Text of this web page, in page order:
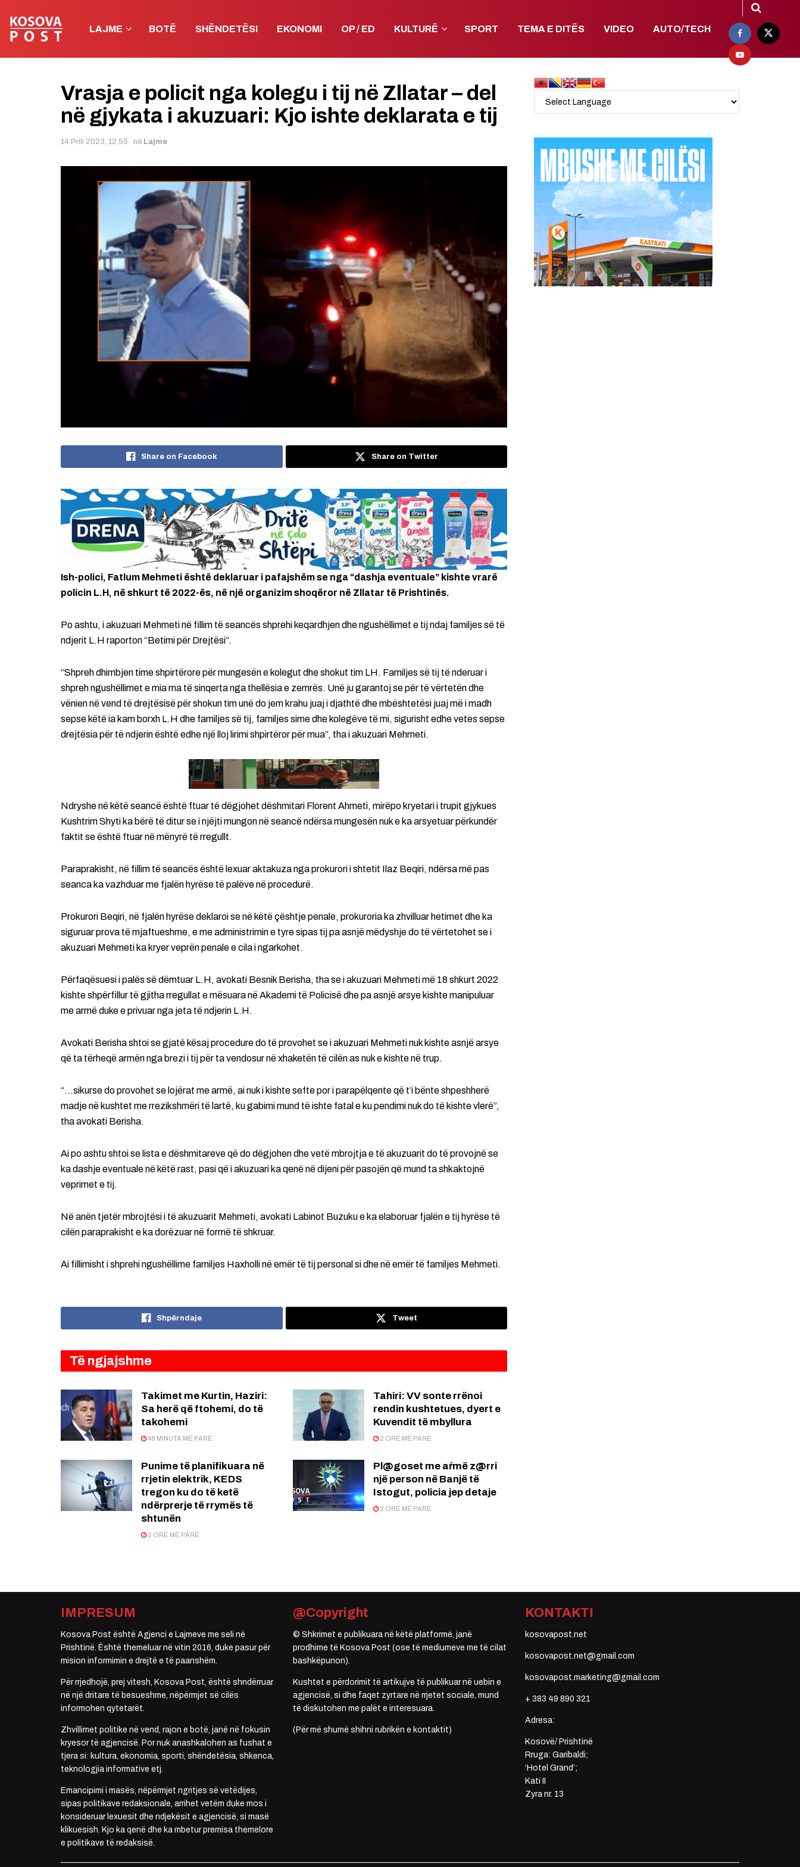
LAJME BOTË SHËNDETËSI EKONOMI OP / ED KULTURË SPORT TEMA E DITËS VIDEO AUTO/TECH
Vrasja e policit nga kolegu i tij në Zllatar – del
në gjykata i akuzuari: Kjo ishte deklarata e tij
14 Prill 2023, 12:55 në Lajme
Share on Facebook Share on Twitter
Ish-polici, Fatlum Mehmeti është deklaruar i pafajshëm se nga “dashja eventuale” kishte vrarë
policin L.H, në shkurt të 2022-ës, në një organizim shoqëror në Zllatar të Prishtinës.
Po ashtu, i akuzuari Mehmeti në fillim të seancës shprehi keqardhjen dhe ngushëllimet e tij ndaj familjes së të
ndjerit L.H raporton “Betimi për Drejtësi”.
“Shpreh dhimbjen time shpirtërore për mungesën e kolegut dhe shokut tim LH. Familjes së tij të nderuar i
shpreh ngushëllimet e mia ma të sinqerta nga thellësia e zemrës. Unë ju garantoj se për të vërtetën dhe
vënien në vend të drejtësisë për shokun tim unë do jem krahu juaj i djathtë dhe mbështetësi juaj më i madh
sepse këtë ia kam borxh L.H dhe familjes së tij, familjes sime dhe kolegëve të mi, sigurisht edhe vetes sepse
drejtësia për të ndjerin është edhe një lloj lirimi shpirtëror për mua”, tha i akuzuari Mehmeti.
Ndryshe në këtë seancë është ftuar të dëgjohet dëshmitari Florent Ahmeti, mirëpo kryetari i trupit gjykues
Kushtrim Shyti ka bërë të ditur se i njëjti mungon në seancë ndërsa mungesën nuk e ka arsyetuar përkundër
faktit se është ftuar në mënyrë të rregullt.
Paraprakisht, në fillim të seancës është lexuar aktakuza nga prokurori i shtetit Ilaz Beqiri, ndërsa më pas
seanca ka vazhduar me fjalën hyrëse të palëve në procedurë.
Prokurori Beqiri, në fjalën hyrëse deklaroi se në këtë çështje penale, prokuroria ka zhvilluar hetimet dhe ka
siguruar prova të mjaftueshme, e me administrimin e tyre sipas tij pa asnjë mëdyshje do të vërtetohet se i
akuzuari Mehmeti ka kryer veprën penale e cila i ngarkohet.
Përfaqësuesi i palës së dëmtuar L.H, avokati Besnik Berisha, tha se i akuzuari Mehmeti më 18 shkurt 2022
kishte shpërfillur të gjitha rregullat e mësuara në Akademi të Policisë dhe pa asnjë arsye kishte manipuluar
me armë duke e privuar nga jeta të ndjerin L.H.
Avokati Berisha shtoi se gjatë kësaj procedure do të provohet se i akuzuari Mehmeti nuk kishte asnjë arsye
që ta tërheqë armën nga brezi i tij për ta vendosur në xhaketën të cilën as nuk e kishte në trup.
“…sikurse do provohet se lojërat me armë, ai nuk i kishte sefte por i parapëlqente që t’i bënte shpeshherë
madje në kushtet me rrezikshmëri të lartë, ku gabimi mund të ishte fatal e ku pendimi nuk do të kishte vlerë”,
tha avokati Berisha.
Ai po ashtu shtoi se lista e dëshmitareve që do dëgjohen dhe vetë mbrojtja e të akuzuarit do të provojnë se
ka dashje eventuale në këtë rast, pasi që i akuzuari ka qenë në dijeni për pasojën që mund ta shkaktojnë
veprimet e tij.
Në anën tjetër mbrojtësi i të akuzuarit Mehmeti, avokati Labinot Buzuku e ka elaboruar fjalën e tij hyrëse të
cilën paraprakisht e ka dorëzuar në formë të shkruar.
Ai fillimisht i shprehi ngushëllime familjes Haxholli në emër të tij personal si dhe në emër të familjes Mehmeti.
Shpërndaje Tweet
Të ngjajshme
Takimet me Kurtin, Haziri:
Sa herë që ftohemi, do të
takohemi
48 MINUTA MË PARË
Tahiri: VV sonte rrënoi
rendin kushtetues, dyert e
Kuvendit të mbyllura
2 ORË MË PARË
Punime të planifikuara në
rrjetin elektrik, KEDS
tregon ku do të ketë
ndërprerje të rrymës të
shtunën
2 ORË MË PARË
Pl@goset me aŕmë z@rri
një person në Banjë të
Istogut, policia jep detaje
2 ORË MË PARË
IMPRESUM
Kosova Post është Agjenci e Lajmeve me seli në
Prishtinë. Është themeluar në vitin 2016, duke pasur për
mision informimin e drejtë e të paanshëm.
Për rrjedhojë, prej vitesh, Kosova Post, është shndërruar
në një dritare të besueshme, nëpërmjet së cilës
informohen qytetarët.
Zhvillimet politike në vend, rajon e botë, janë në fokusin
kryesor të agjencisë. Por nuk anashkalohen as fushat e
tjera si: kultura, ekonomia, sporti, shëndetësia, shkenca,
teknologjia informative etj.
Emancipimi i masës, nëpërmjet ngritjes së vetëdijes,
sipas politikave redaksionale, arrihet vetëm duke mos i
konsideruar lexuesit dhe ndjekësit e agjencisë, si masë
klikuesish. Kjo ka qenë dhe ka mbetur premisa themelore
e politikave të redaksisë.
@Copyright
© Shkrimet e publikuara në këtë platformë, janë
prodhime të Kosova Post (ose të mediumeve me të cilat
bashkëpunon).
Kushtet e përdorimit të artikujve të publikuar në uebin e
agjencisë, si dhe faqet zyrtare në rrjetet sociale, mund
të diskutohen me palët e interesuara.
(Për më shumë shihni rubrikën e kontaktit)
KONTAKTI
kosovapost.net
kosovapost.net@gmail.com
kosovapost.marketing@gmail.com
+ 383 49 890 321
Adresa:
Kosovë/ Prishtinë
Rruga: Garibaldi;
‘Hotel Grand’;
Kati II
Zyra nr. 13